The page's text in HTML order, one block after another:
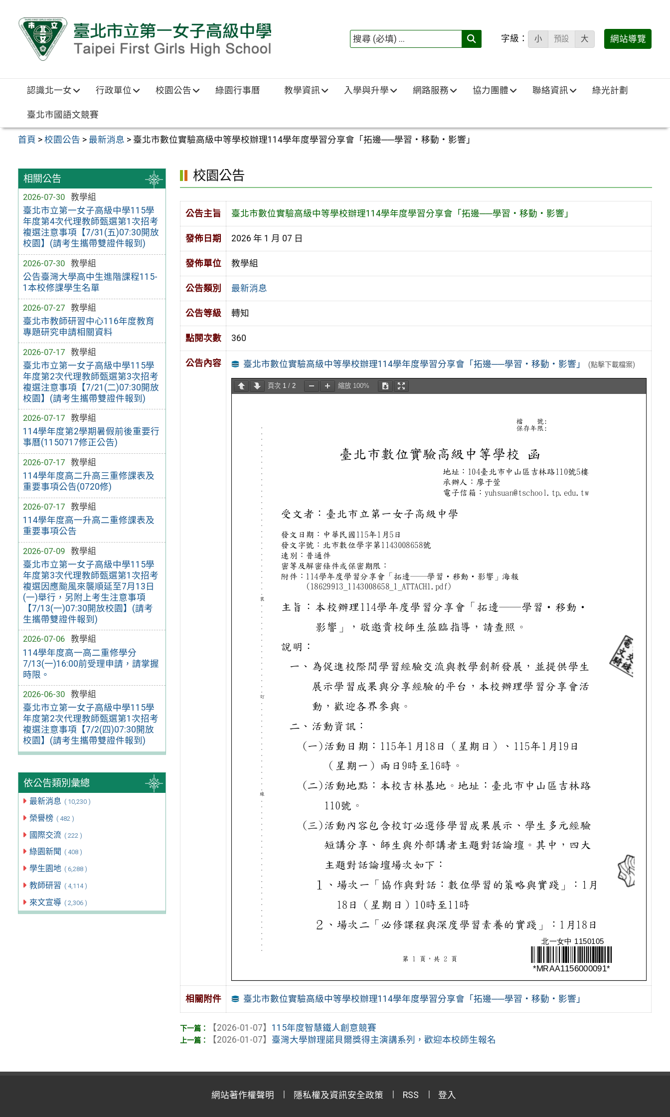
搜
填)：
字級： 小 預設 大 網站導覽
認識北一女 行政單位 校園公告 綠園行事曆 教學資訊 入學與升學 網路服務 協力團體 聯絡資訊 綠光計劃
臺北市國語文競賽
首頁 >校園公告 > 最新消息 > 臺北市數位實驗高級中等學校辦理114學年度學習分享會「拓邊──學習‧移動‧影響」
相關公告
2026-07-30
教學組
臺北市立第一女子高級中學115學
年度第4次代理教師甄選第1次招考
複選注意事項【7/31(五)07:30開放
校園】(請考生攜帶雙證件報到)
2026-07-30
教學組
公告臺灣大學高中生進階課程115-
1本校修課學生名單
2026-07-27
教學組
臺北市教師研習中心116年度教育
專題研究申請相關資料
2026-07-17
教學組
臺北市立第一女子高級中學115學
年度第2次代理教師甄選第3次招考
複選注意事項【7/21(二)07:30開放
校園】(請考生攜帶雙證件報到)
2026-07-17
教學組
114學年度第2學期暑假前後重要行
事曆(1150717修正公告)
2026-07-17
教學組
114學年度高二升高三重修課表及
重要事項公告(0720修)
2026-07-17
教學組
114學年度高一升高二重修課表及
重要事項公告
2026-07-09
教學組
臺北市立第一女子高級中學115學
年度第3次代理教師甄選第1次招考
複選因應颱風來襲順延至7月13日
(一)舉行，另附上考生注意事項
【7/13(一)07:30開放校園】(請考
生攜帶雙證件報到)
2026-07-06
教學組
114學年度高一高二重修學分
7/13(一)16:00前受理申請，請掌握
時限。
2026-06-30
教學組
臺北市立第一女子高級中學115學
年度第2次代理教師甄選第1次招考
複選注意事項【7/2(四)07:30開放
校園】(請考生攜帶雙證件報到)
依公告類別彙總
最新消息 ( 10,230 )
榮譽榜 ( 482 )
國際交流 ( 222 )
綠園新聞 ( 408 )
學生園地 ( 6,288 )
教師研習 ( 4,114 )
來文宣導 ( 2,306 )
校園公告
公告主旨 臺北市數位實驗高級中等學校辦理114學年度學習分享會「拓邊──學習‧移動‧影響」
發佈日期 2026 年 1 月 07 日
發佈單位 教學組
公告類別 最新消息
公告等級 轉知
點閱次數 360
公告內容 臺北市數位實驗高級中等學校辦理114學年度學習分享會「拓邊──學習‧移動‧影響」 (點擊下載檔案)
頁次 1/ 2 縮放 100%
相關附件 臺北市數位實驗高級中等學校辦理114學年度學習分享會「拓邊──學習‧移動‧影響」
【2026-01-07】 115年度智慧鐵人創意競賽
【2026-01-07】 臺灣大學辦理諾貝爾獎得主演講系列，歡迎本校師生報名
網站著作權聲明 隱私權及資訊安全政策 RSS 登入